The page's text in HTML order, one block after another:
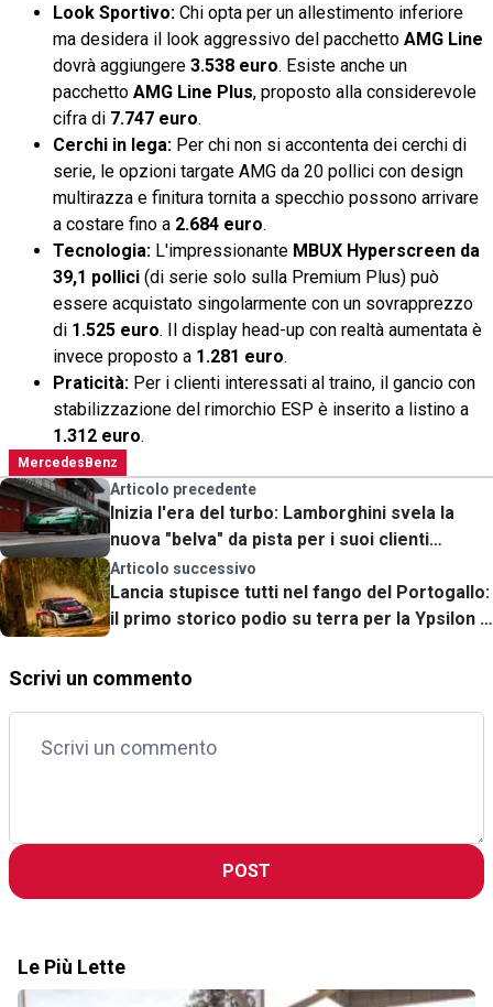
Look Sportivo: Chi opta per un allestimento inferiore
ma desidera il look aggressivo del pacchetto AMG Line
dovrà aggiungere 3.538 euro. Esiste anche un
pacchetto AMG Line Plus, proposto alla considerevole
cifra di 7.747 euro.
Cerchi in lega: Per chi non si accontenta dei cerchi di
serie, le opzioni targate AMG da 20 pollici con design
multirazza e finitura tornita a specchio possono arrivare
a costare fino a 2.684 euro.
Tecnologia: L'impressionante MBUX Hyperscreen da
39,1 pollici (di serie solo sulla Premium Plus) può
essere acquistato singolarmente con un sovrapprezzo
di 1.525 euro. Il display head-up con realtà aumentata è
invece proposto a 1.281 euro.
Praticità: Per i clienti interessati al traino, il gancio con
stabilizzazione del rimorchio ESP è inserito a listino a
1.312 euro.
MercedesBenz
Articolo precedente
Inizia l'era del turbo: Lamborghini svela la
nuova "belva" da pista per i suoi clienti
esclusivi
Articolo successivo
Lancia stupisce tutti nel fango del Portogallo:
il primo storico podio su terra per la Ypsilon è
Scrivi un commento
POST
Le Più Lette